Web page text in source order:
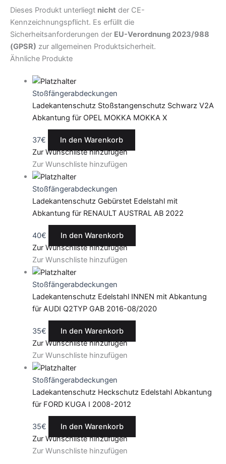
Dieses Produkt unterliegt nicht der CE-
Kennzeichnungspflicht. Es erfüllt die
Sicherheitsanforderungen der EU-Verordnung 2023/988
(GPSR) zur allgemeinen Produktsicherheit.
Ähnliche Produkte
Stoßfängerabdeckungen
Ladekantenschutz Stoßstangenschutz Schwarz V2A
Abkantung für OPEL MOKKA MOKKA X
37€
In den Warenkorb
Zur Wunschliste hinzufügen
Zur Wunschliste hinzufügen
Stoßfängerabdeckungen
Ladekantenschutz Gebürstet Edelstahl mit
Abkantung für RENAULT AUSTRAL AB 2022
40€
In den Warenkorb
Zur Wunschliste hinzufügen
Zur Wunschliste hinzufügen
Stoßfängerabdeckungen
Ladekantenschutz Edelstahl INNEN mit Abkantung
für AUDI Q2TYP GAB 2016-08/2020
35€
In den Warenkorb
Zur Wunschliste hinzufügen
Zur Wunschliste hinzufügen
Stoßfängerabdeckungen
Ladekantenschutz Heckschutz Edelstahl Abkantung
für FORD KUGA I 2008-2012
35€
In den Warenkorb
Zur Wunschliste hinzufügen
Zur Wunschliste hinzufügen